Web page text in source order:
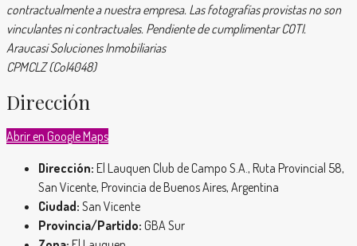
contractualmente a nuestra empresa. Las fotografías provistas no son
vinculantes ni contractuales. Pendiente de cumplimentar COTI.
Araucasi Soluciones Inmobiliarias
CPMCLZ (Col4048)
Dirección
Abrir en Google Maps
Dirección: El Lauquen Club de Campo S.A., Ruta Provincial 58,
San Vicente, Provincia de Buenos Aires, Argentina
Ciudad: San Vicente
Provincia/Partido: GBA Sur